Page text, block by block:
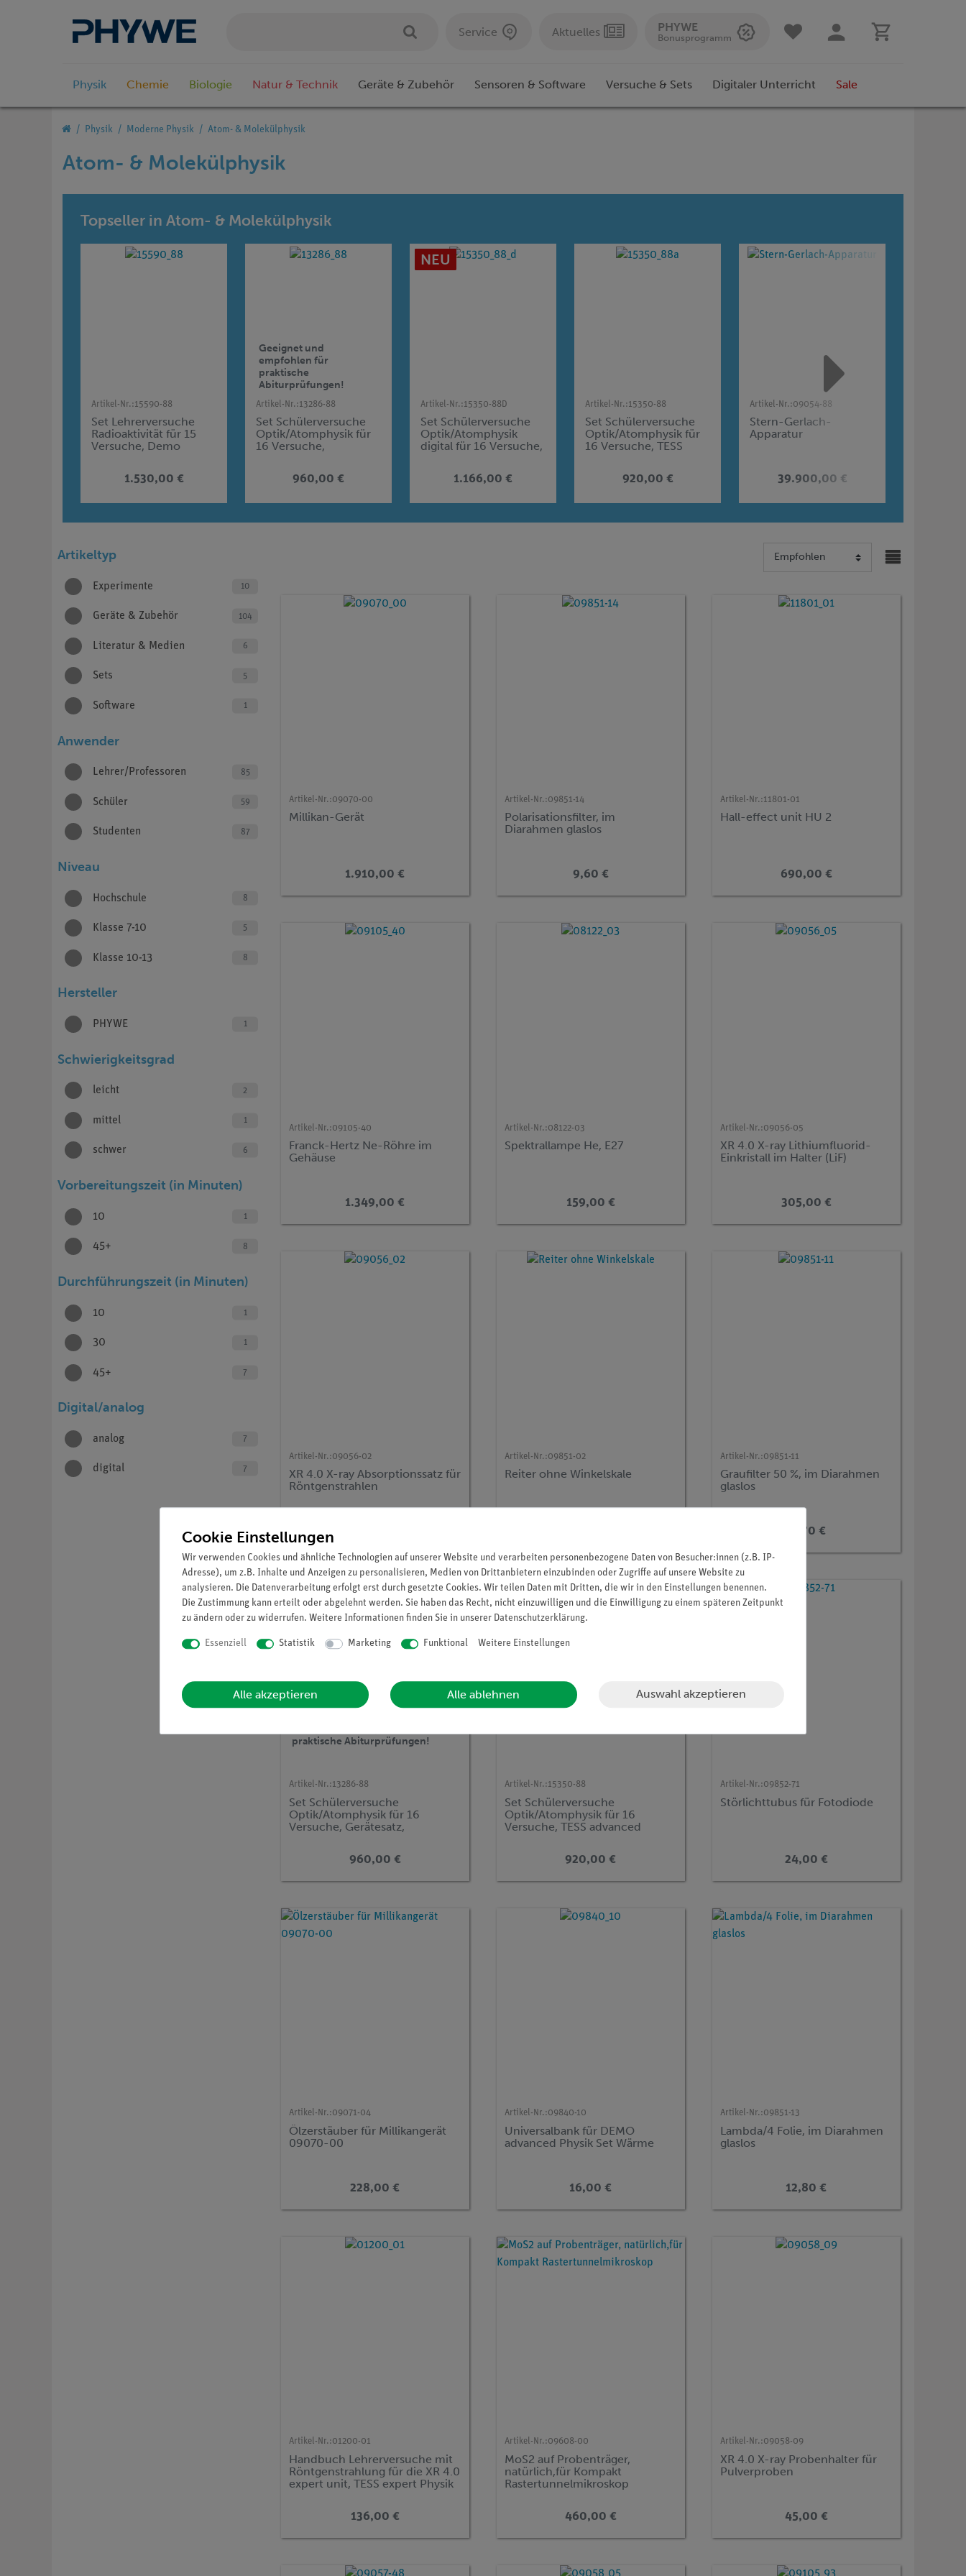
Service Aktuelles PHYWE
Bonusprogramm
Physik Chemie Biologie Natur & Technik Geräte & Zubehör Sensoren & Software Versuche & Sets Digitaler Unterricht Sale
Physik Moderne Physik Atom- & Molekülphysik
Atom- & Molekülphysik
Topseller in Atom- & Molekülphysik
Artikel-Nr.:15590-88
Set Lehrerversuche
Radioaktivität für 15
Versuche, Demo
1.530,00 €
Artikel-Nr.:13286-88
Set Schülerversuche
Optik/Atomphysik für
16 Versuche,
Zentralabitur
Niedersachsen, TESS
Geeignet und
empfohlen für
praktische
Abiturprüfungen!
960,00 €
NEU
Artikel-Nr.:15350-88D
Set Schülerversuche
Optik/Atomphysik
digital für 16 Versuche,
1.166,00 €
Artikel-Nr.:15350-88
Set Schülerversuche
Optik/Atomphysik für
16 Versuche, TESS
920,00 €
Artikel-Nr.:09054-88
Stern-Gerlach-
Apparatur
39.900,00 €
Artikeltyp
Experimente 10
Geräte & Zubehör 104
Literatur & Medien 6
Sets 5
Software 1
Anwender
Lehrer/Professoren 85
Schüler 59
Studenten 87
Niveau
Hochschule 8
Klasse 7-10 5
Klasse 10-13 8
Hersteller
PHYWE 1
Schwierigkeitsgrad
leicht 2
mittel 1
schwer 6
Vorbereitungszeit (in Minuten)
10 1
45+ 8
Durchführungszeit (in Minuten)
10 1
30 1
45+ 7
Digital/analog
analog 7
digital 7
Artikel-Nr.:09070-00
Millikan-Gerät
1.910,00 €
Artikel-Nr.:09851-14
Polarisationsfilter, im
Diarahmen glaslos
9,60 €
Artikel-Nr.:11801-01
Hall-effect unit HU 2
690,00 €
Artikel-Nr.:09105-40
Franck-Hertz Ne-Röhre im
Gehäuse
1.349,00 €
Artikel-Nr.:08122-03
Spektrallampe He, E27
159,00 €
Artikel-Nr.:09056-05
XR 4.0 X-ray Lithiumfluorid-
Einkristall im Halter (LiF)
305,00 €
Artikel-Nr.:09056-02
XR 4.0 X-ray Absorptionssatz für
Röntgenstrahlen
Artikel-Nr.:09851-02
Reiter ohne Winkelskale
Artikel-Nr.:09851-11
Graufilter 50 %, im Diarahmen
glaslos
11,70 €
Artikel-Nr.:13286-88
Set Schülerversuche
Optik/Atomphysik für 16
Versuche, Gerätesatz,
TESS advanced Physik OA
praktische Abiturprüfungen!
960,00 €
Artikel-Nr.:15350-88
Set Schülerversuche
Optik/Atomphysik für 16
Versuche, TESS advanced
920,00 €
Artikel-Nr.:09852-71
Störlichttubus für Fotodiode
24,00 €
Artikel-Nr.:09071-04
Ölzerstäuber für Millikangerät
09070-00
228,00 €
Artikel-Nr.:09840-10
Universalbank für DEMO
advanced Physik Set Wärme
16,00 €
Artikel-Nr.:09851-13
Lambda/4 Folie, im Diarahmen
glaslos
12,80 €
Artikel-Nr.:01200-01
Handbuch Lehrerversuche mit
Röntgenstrahlung für die XR 4.0
expert unit, TESS expert Physik
136,00 €
Artikel-Nr.:09608-00
MoS2 auf Probenträger,
natürlich,für Kompakt
Rastertunnelmikroskop
460,00 €
Artikel-Nr.:09058-09
XR 4.0 X-ray Probenhalter für
Pulverproben
45,00 €
Cookie Einstellungen
Wir verwenden Cookies und ähnliche Technologien auf unserer Website und verarbeiten personenbezogene Daten von Besucher:innen (z.B. IP-
Adresse), um z.B. Inhalte und Anzeigen zu personalisieren, Medien von Drittanbietern einzubinden oder Zugriffe auf unsere Website zu
analysieren. Die Datenverarbeitung erfolgt erst durch gesetzte Cookies. Wir teilen Daten mit Dritten, die wir in den Einstellungen benennen.
Die Zustimmung kann erteilt oder abgelehnt werden. Sie haben das Recht, nicht einzuwilligen und die Einwilligung zu einem späteren Zeitpunkt
zu ändern oder zu widerrufen. Weitere Informationen finden Sie in unserer Daten­schutz­erklärung.
Essenziell Statistik Marketing Funktional Weitere Einstellungen
Alle akzeptieren Alle ablehnen Auswahl akzeptieren